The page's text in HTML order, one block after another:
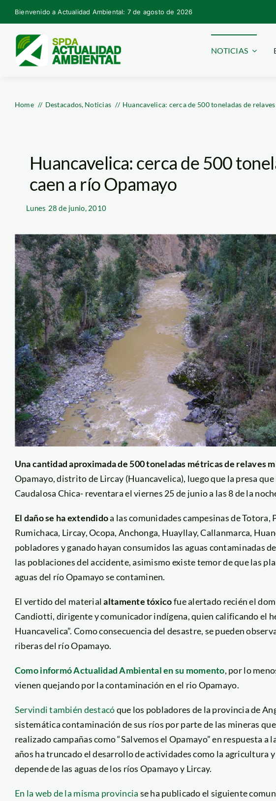
Skip
to
content
Bienvenido a Actualidad Ambiental: 7 de agosto de 2026
NOTICIAS
Home Destacados Noticias Huancavelica: cerca de 500 toneladas de
Huancavelica: cerca de 500
caen a río Opamayo
Lunes 28 de junio, 2010
Una cantidad aproximada de 500 toneladas métricas de relaves
Opamayo, distrito de Lircay (Huancavelica), luego que la presa
Caudalosa Chica- reventara el viernes 25 de junio a las 8 de la
El daño se ha extendidoa las comunidades campesinas de Totora,
Rumichaca, Lircay, Ocopa, Anchonga, Huayllay, Callanmarca,
pobladores y ganado hayan consumidos las aguas contaminadas
las poblaciones del accidente, asimismo existe temor de que las
aguas del río Opamayo se contaminen.
El vertido del materialaltamente tóxicofue alertado recién el
Candiotti, dirigente y comunicador indígena, quien calificando el
Huancavelica”. Como consecuencia del desastre, se pueden
riberas del río Opamayo.
Como informó Actualidad Ambiental en su momento, por lo
vienen quejando por la contaminación en el rio Opamayo.
Servindi también destacóque los pobladores de la provincia de
sistemática contaminación de sus ríos por parte de las mineras
realizado campañas como “Salvemos el Opamayo” en respuesta a
años ha truncado el desarrollo de actividades como la agricultura
depende de las aguas de los ríos Opamayo y Lircay.
En la web de la misma provincia se ha publicado el siguiente